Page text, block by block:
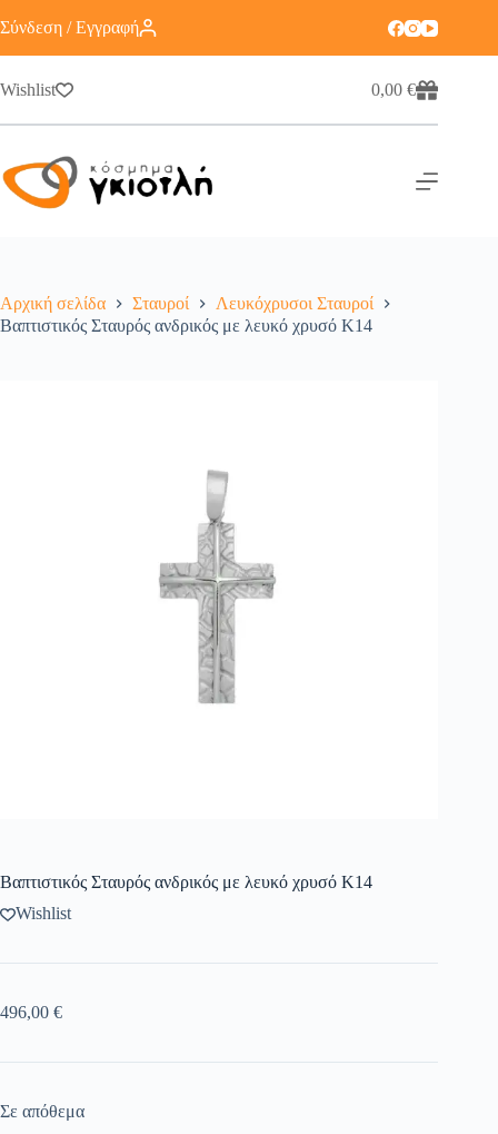
Σύνδεση / Εγγραφή
Wishlist 0,00€
Αρχική σελίδα Σταυροί
Λευκόχρυσοι Σταυροί
Βαπτιστικός Σταυρός ανδρικός με λευκό χρυσό K14
Βαπτιστικός Σταυρός ανδρικός με λευκό χρυσό K14
Wishlist
496,00 €
Σε απόθεμα